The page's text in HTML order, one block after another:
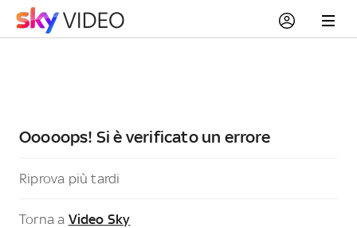
Ooooops! Si è verificato un errore
Riprova più tardi
Torna a Video Sky